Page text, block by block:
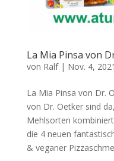
La Mia Pinsa von
von Ralf| Nov. 4, 2021
La Mia Pinsa von Dr.
von Dr. Oetker sind
Mehlsorten
die 4 neuen
& veganer